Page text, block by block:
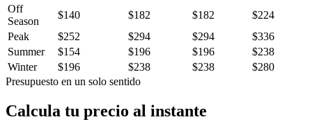
Off
Season
$140 $182 $182
$224
Peak
$252 $294 $294
$336
Summer
$154 $196 $196
$238
Winter
$196 $238 $238
$280
Presupuesto en un solo sentido
Calcula tu precio al instante